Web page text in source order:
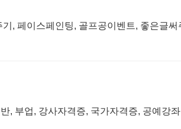
스페인팅, 골프공이벤트, 좋은글써주
, 부업, 강사자격증, 국가자격증, 공예강좌